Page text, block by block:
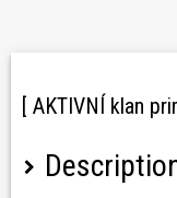
[ AKTIVNÍ klan